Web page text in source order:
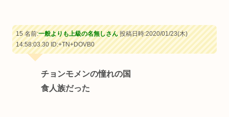
15 名前:一般よりも上級の名無しさん投稿日時:2020/01/23(木)
14:58:03.30ID:+TN+DOVB0
チョンモメンの憧れの国
食人族だった